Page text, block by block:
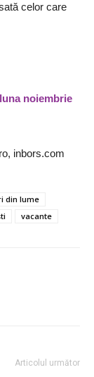
celor care
noiembrie
inbors.com
din lume
vacante
Articolul următor